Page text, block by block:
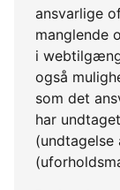
ansvarlige
manglende
i
også
som det
har